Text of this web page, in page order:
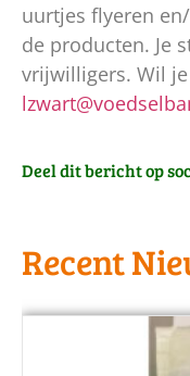
uurtjes flyeren
de producten. Je
vrijwilligers. Wil
Deel dit bericht op
Recent